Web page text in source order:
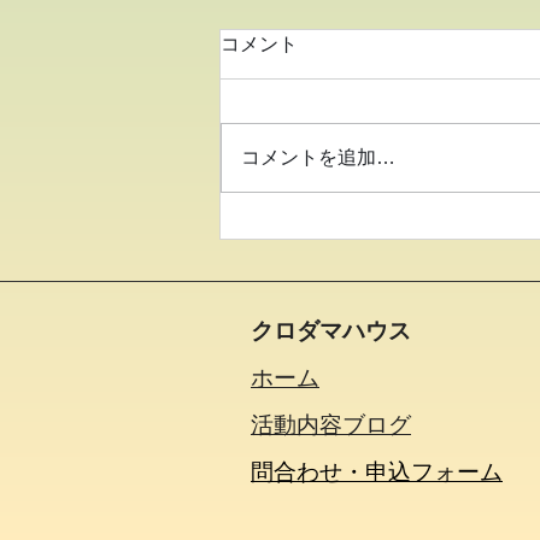
コメント
コメントを追加…
クロダマハウス
ホーム
活動内容​ブログ​
問合わせ・申込フォーム